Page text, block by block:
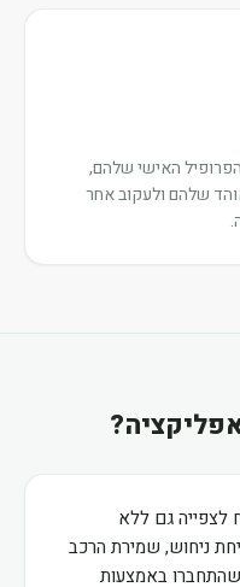
האישי שלהם,
שלהם ולעקוב אחר
לצפייה גם ללא
ניחוש, שמירת הרכב
שהתחברו באמצעות